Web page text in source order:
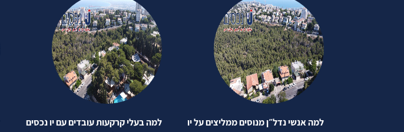
למה אנשי נדל״ן מנוסים ממליצים על יו
למה בעלי קרקעות עובדים עם יו נכסים